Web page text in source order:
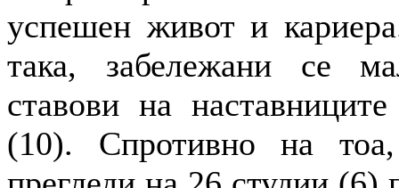
успешен живот и
така, забележани се
ставови на наставниците
(10). Спротивно на тоа,